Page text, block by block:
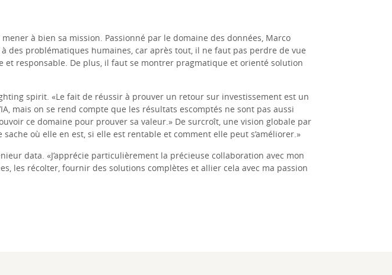
à bien sa mission. Passionné par le domaine des données, Marco
des problématiques humaines, car après tout, il ne faut pas perdre de vue
responsable. De plus, il faut se montrer pragmatique et orienté solution
spirit. «Le fait de réussir à prouver un retour sur investissement est un
mais on se rend compte que les résultats escomptés ne sont pas aussi
ce domaine pour prouver sa valeur.» De surcroît, une vision globale par
où elle en est, si elle est rentable et comment elle peut s’améliorer.»
data. «J’apprécie particulièrement la précieuse collaboration avec mon
les récolter, fournir des solutions complètes et allier cela avec ma passion